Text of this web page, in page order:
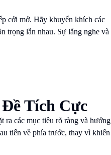
cởi mở. Hãy khuyến khích các
trọng lẫn nhau. Sự lắng nghe và
Tích Cực
ra các mục tiêu rõ ràng và hướng
tiến về phía trước, thay vì khiến